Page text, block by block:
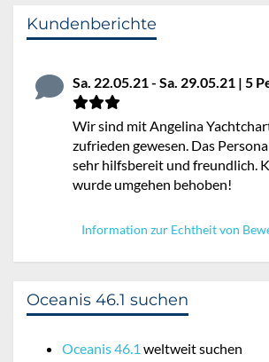
Kundenberichte
Sa. 22.05.21 - Sa. 29.05.21 | 5
Wir sind mit Angelina
zufrieden gewesen. Das
sehr hilfsbereit und freundlich.
wurde umgehen behoben!
Information zur Echtheit von
Oceanis 46.1 suchen
Oceanis 46.1 weltweit suchen